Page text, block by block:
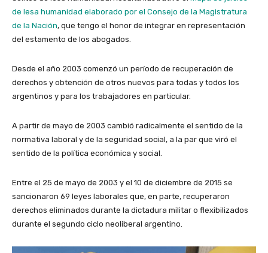
de lesa humanidad elaborado por el Consejo de la Magistratura
de la Nación, que tengo el honor de integrar en representación
del estamento de los abogados.
Desde el año 2003 comenzó un período de recuperación de
derechos y obtención de otros nuevos para todas y todos los
argentinos y para los trabajadores en particular.
A partir de mayo de 2003 cambió radicalmente el sentido de la
normativa laboral y de la seguridad social, a la par que viró el
sentido de la política económica y social.
Entre el 25 de mayo de 2003 y el 10 de diciembre de 2015 se
sancionaron 69 leyes laborales que, en parte, recuperaron
derechos eliminados durante la dictadura militar o flexibilizados
durante el segundo ciclo neoliberal argentino.